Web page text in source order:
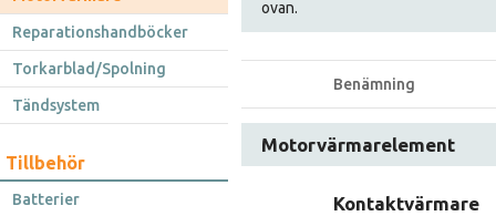
Reparationshandböcker
Torkarblad/Spolning
Tändsystem
Tillbehör
Batterier
ovan.
Benämning
Motorvärmarelement
Kontaktvärmare